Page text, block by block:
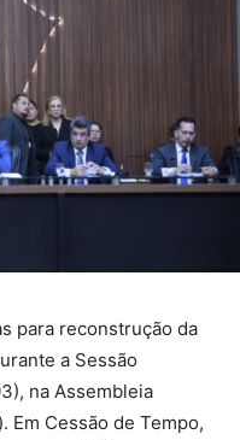
para reconstrução da
a Sessão
na Assembleia
Em Cessão de Tempo,